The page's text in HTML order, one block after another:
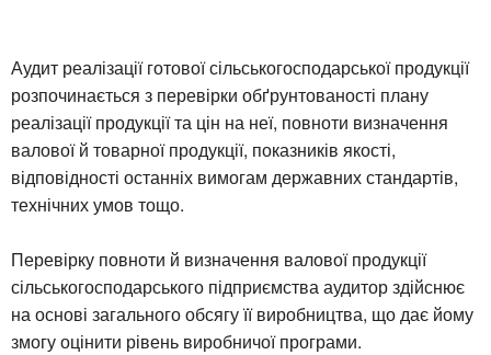
Аудит реалізації готової сільськогосподарської продукції
розпочинається з перевірки обґрунтованості плану
реалізації продукції та цін на неї, повноти визначення
валової й товарної продукції, показників якості,
відповідності останніх вимогам державних стандартів,
технічних умов тощо.
Перевірку повноти й визначення валової продукції
сільськогосподарського підприємства аудитор здійснює
на основі загального обсягу її виробництва, що дає йому
змогу оцінити рівень виробничої програми.